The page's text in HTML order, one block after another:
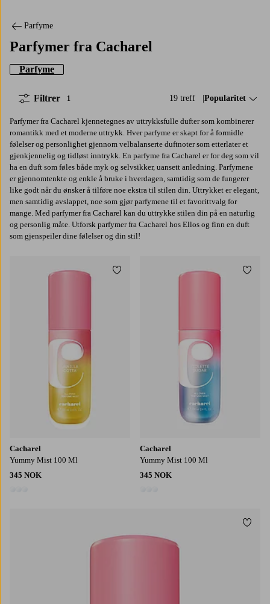
Parfyme
Parfymer fra Cacharel
Parfyme
19 treff Sorter på:
Popularitet
Filtrer 1
Parfymer fra Cacharel kjennetegnes av uttrykksfulle dufter som kombinerer
romantikk med et moderne uttrykk. Hver parfyme er skapt for å formidle
følelser og personlighet gjennom velbalanserte duftnoter som etterlater et
gjenkjennelig og tidløst inntrykk. En parfyme fra Cacharel er for deg som vil
ha en duft som føles både myk og selvsikker, uansett anledning. Parfymene
er gjennomtenkte og enkle å bruke i hverdagen, samtidig som de fungerer
like godt når du ønsker å tilføre noe ekstra til stilen din. Uttrykket er elegant,
men samtidig avslappet, noe som gjør parfymene til et favorittvalg for
mange. Med parfymer fra Cacharel kan du uttrykke stilen din på en naturlig
og personlig måte. Utforsk parfymer fra Cacharel hos Ellos og finn en duft
som gjenspeiler dine følelser og din stil!
Cacharel
Yummy Mist 100 Ml
345 NOK
Legg til favoritter
Cacharel
Yummy Mist 100 Ml
345 NOK